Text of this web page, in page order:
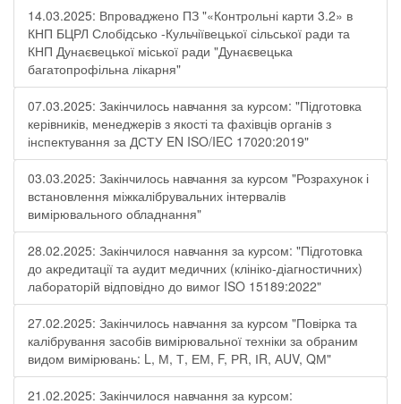
14.03.2025: Впроваджено ПЗ "«Контрольні карти 3.2» в
КНП БЦРЛ Слобідсько -Кульчіївецької сільської ради та
КНП Дунаєвецької міської ради "Дунаєвецька
багатопрофільна лікарня"
07.03.2025: Закінчилось навчання за курсом: "Підготовка
керівників, менеджерів з якості та фахівців органів з
інспектування за ДСТУ EN ISO/IEC 17020:2019"
03.03.2025: Закінчилось навчання за курсом "Розрахунок і
встановлення міжкалібрувальних інтервалів
вимірювального обладнання"
28.02.2025: Закінчилося навчання за курсом: "Підготовка
до акредитації та аудит медичних (клініко-діагностичних)
лабораторій відповідно до вимог ISO 15189:2022"
27.02.2025: Закінчилось навчання за курсом "Повірка та
калібрування засобів вимірювальної техніки за обраним
видом вимірювань: L, М, Т, ЕМ, F, РR, ІR, АUV, QМ"
21.02.2025: Закінчилося навчання за курсом: